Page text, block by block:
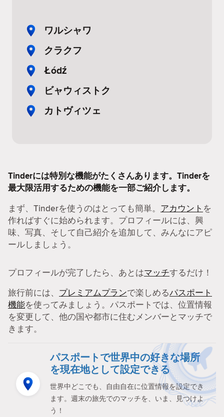
ワルシャワ
クラクフ
Łódź
ビャウィストク
カトヴィツェ
Tinderには特別な機能がたくさんあります。Tinderを
最大限活用するための機能を一部ご紹介します。
まず、Tinderを使うのはとっても簡単。 アカウント を
作ればすぐに始められます。プロフィールには、興
味、写真、そして自己紹介を追加して、みんなにアピ
ールしましょう。
プロフィールが完了したら、あとはマッチするだけ！
旅行前には、 プレミアムプランで楽しめるパスポート
機能を使ってみましょう。パスポートでは、位置情報
を変更して、他の国や都市に住むメンバーとマッチで
きます。
パスポートで世界中の好きな場所
を現在地として設定できる
世界中どこでも、自由自在に位置情報を設定でき
ます。週末の旅先でのマッチを、いま、見つけよ
う！